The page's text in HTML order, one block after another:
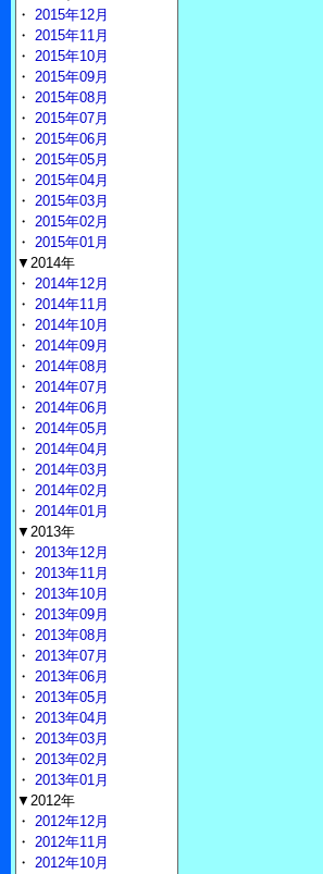
・ 2015年12月
・ 2015年11月
・ 2015年10月
・ 2015年09月
・ 2015年08月
・ 2015年07月
・ 2015年06月
・ 2015年05月
・ 2015年04月
・ 2015年03月
・ 2015年02月
・ 2015年01月
▼2014年
・ 2014年12月
・ 2014年11月
・ 2014年10月
・ 2014年09月
・ 2014年08月
・ 2014年07月
・ 2014年06月
・ 2014年05月
・ 2014年04月
・ 2014年03月
・ 2014年02月
・ 2014年01月
▼2013年
・ 2013年12月
・ 2013年11月
・ 2013年10月
・ 2013年09月
・ 2013年08月
・ 2013年07月
・ 2013年06月
・ 2013年05月
・ 2013年04月
・ 2013年03月
・ 2013年02月
・ 2013年01月
▼2012年
・ 2012年12月
・ 2012年11月
・ 2012年10月